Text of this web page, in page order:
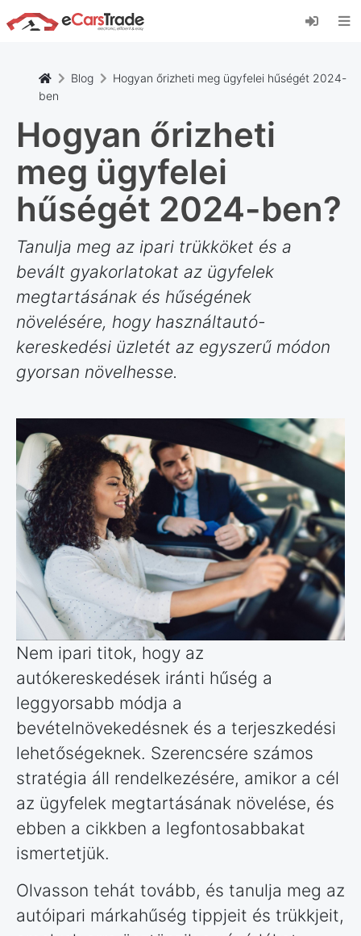
Telepítse az eCarsTrade webalkalmazást, adja
hozzá a kezdőképernyőhöz, és azonnali
Telepítés
Megszünteti
Blog
Hogyan őrizheti meg ügyfelei hűségét 2024-
ben
Hogyan őrizheti
meg ügyfelei
hűségét 2024-ben?
Tanulja meg az ipari trükköket és a
bevált gyakorlatokat az ügyfelek
megtartásának és hűségének
növelésére, hogy használtautó-
kereskedési üzletét az egyszerű módon
gyorsan növelhesse.
Nem ipari titok, hogy az
autókereskedések iránti hűség a
leggyorsabb módja a
bevételnövekedésnek és a terjeszkedési
lehetőségeknek. Szerencsére számos
stratégia áll rendelkezésére, amikor a cél
az ügyfelek megtartásának növelése, és
ebben a cikkben a legfontosabbakat
ismertetjük.
Olvasson tehát tovább, és tanulja meg az
autóipari márkahűség tippjeit és trükkjeit,